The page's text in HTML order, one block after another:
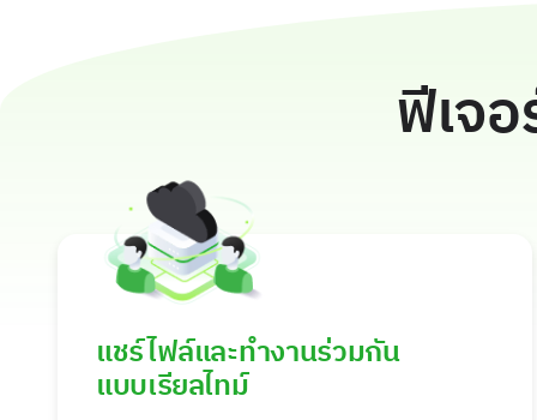
ฟีเจ
แชร์ไฟล์และทำงานร่วมกัน
แบบเรียลไทม์